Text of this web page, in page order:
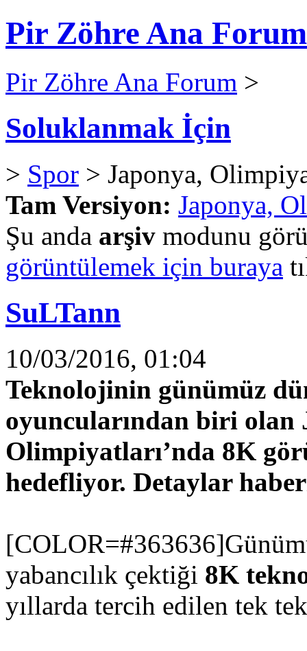
Pir Zöhre Ana Forum
Pir Zöhre Ana Forum >
Soluklanmak İçin
> Spor > Japonya,
Tam Versiyon: Japonya,
Şu anda arşiv modunu
görüntülemek için buraya
SuLTann
10/03/2016, 01:04
Teknolojinin günümüz
oyuncularından biri olan
Olimpiyatları’nda 8K
hedefliyor. Detaylar
yabancılık çektiği 8K
yıllarda tercih edilen tek